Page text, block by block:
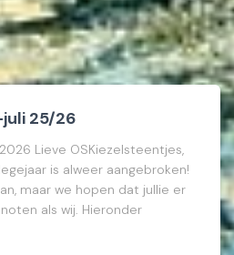
25/26
Lieve OSKiezelsteentjes,
is alweer aangebroken!
maar we hopen dat jullie er
als wij. Hieronder